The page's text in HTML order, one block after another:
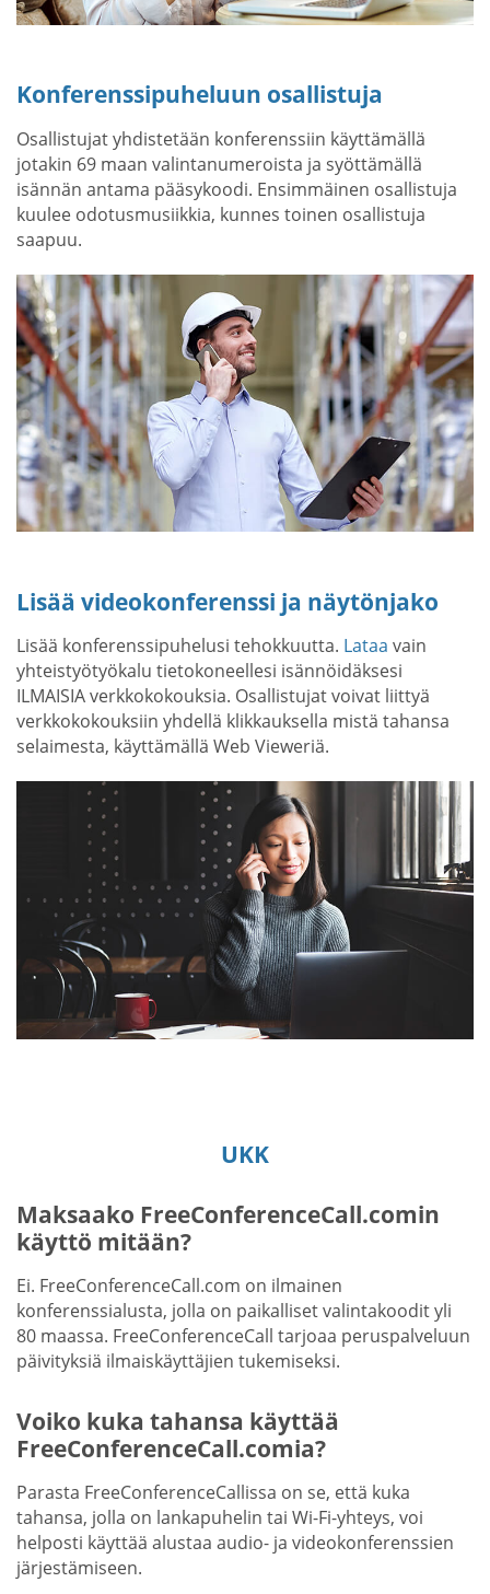
Konferenssipuheluun osallistuja
Osallistujat yhdistetään konferenssiin käyttämällä
jotakin 69 maan valintanumeroista ja syöttämällä
isännän antama pääsykoodi. Ensimmäinen osallistuja
kuulee odotusmusiikkia, kunnes toinen osallistuja
saapuu.
Lisää videokonferenssi ja näytönjako
Lisää konferenssipuhelusi tehokkuutta. Lataa vain
yhteistyötyökalu tietokoneellesi isännöidäksesi
ILMAISIA verkkokokouksia. Osallistujat voivat liittyä
verkkokokouksiin yhdellä klikkauksella mistä tahansa
selaimesta, käyttämällä Web Vieweriä.
UKK
Maksaako FreeConferenceCall.comin
käyttö mitään?
Ei. FreeConferenceCall.com on ilmainen
konferenssialusta, jolla on paikalliset valintakoodit yli
80 maassa. FreeConferenceCall tarjoaa peruspalveluun
päivityksiä ilmaiskäyttäjien tukemiseksi.
Voiko kuka tahansa käyttää
FreeConferenceCall.comia?
Parasta FreeConferenceCallissa on se, että kuka
tahansa, jolla on lankapuhelin tai Wi-Fi-yhteys, voi
helposti käyttää alustaa audio- ja videokonferenssien
järjestämiseen.